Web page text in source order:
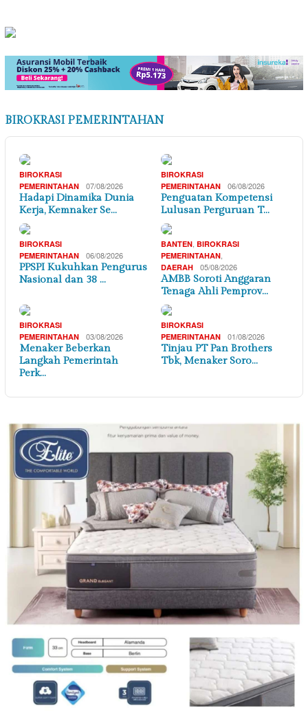
BIROKRASI PEMERINTAHAN
BIROKRASI
PEMERINTAHAN
07/08/2026
Hadapi Dinamika Dunia
Kerja, Kemnaker Se…
BIROKRASI
PEMERINTAHAN
06/08/2026
Penguatan Kompetensi
Lulusan Perguruan T…
BIROKRASI
PEMERINTAHAN
06/08/2026
PPSPI Kukuhkan Pengurus
Nasional dan 38 …
BANTEN BIROKRASI
PEMERINTAHAN
DAERAH 05/08/2026
AMBB Soroti Anggaran
Tenaga Ahli Pemprov…
BIROKRASI
PEMERINTAHAN
03/08/2026
Menaker Beberkan
Langkah Pemerintah
Perk…
BIROKRASI
PEMERINTAHAN
01/08/2026
Tinjau PT Pan Brothers
Tbk, Menaker Soro…